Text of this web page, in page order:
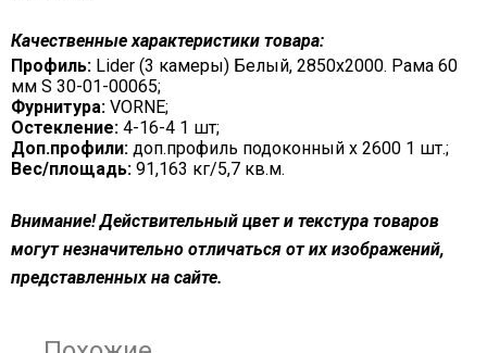
Качественные характеристики товара:
Профиль: Lider (3 камеры) Белый, 2850х2000. Рама 60
мм S 30-01-00065;
Фурнитура: VORNE;
Остекление: 4-16-4 1 шт;
Доп.профили: доп.профиль подоконный х 2600 1 шт.;
Вес/площадь: 91,163 кг/5,7 кв.м.
Внимание! Действительный цвет и текстура товаров
могут незначительно отличаться от их изображений,
представленных на сайте.